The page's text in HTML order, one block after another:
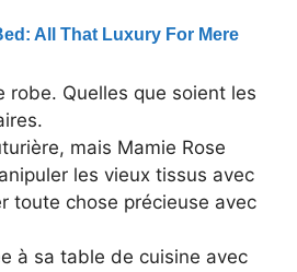
robe. Quelles que soient les
mais Mamie Rose
les vieux tissus avec
toute chose précieuse avec
à sa table de cuisine avec